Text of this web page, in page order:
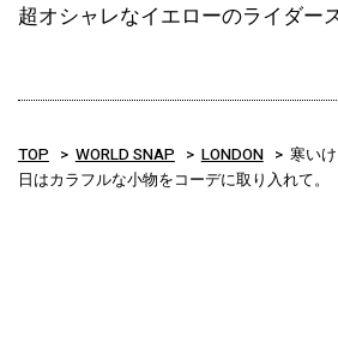
超オシャレなイエローのライダー
TOP WORLD SNAP LONDON
寒い
日はカラフルな小物をコーデに取り入れて。